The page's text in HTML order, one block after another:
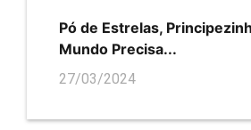
Pó de Estrelas,
Mundo Precisa...
27/03/2024